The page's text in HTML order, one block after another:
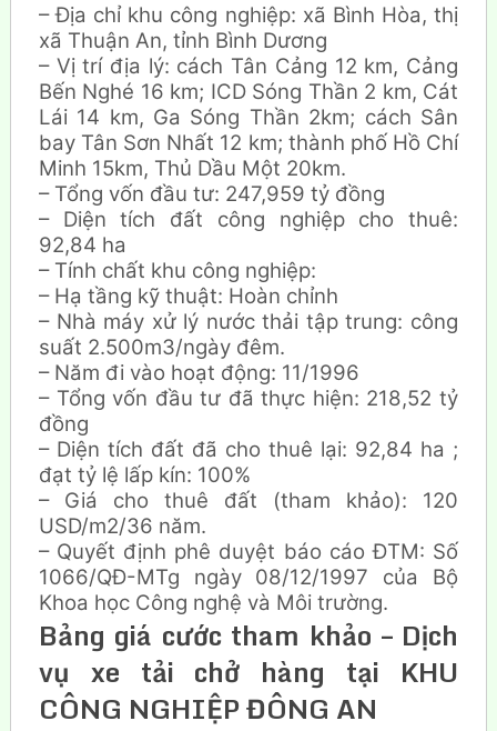
– Địa chỉ khu công nghiệp: xã Bình Hòa, thị
xã Thuận An, tỉnh Bình Dương
– Vị trí địa lý: cách Tân Cảng 12 km, Cảng
Bến Nghé 16 km; ICD Sóng Thần 2 km, Cát
Lái 14 km, Ga Sóng Thần 2km; cách Sân
bay Tân Sơn Nhất 12 km; thành phố Hồ Chí
Minh 15km, Thủ Dầu Một 20km.
– Tổng vốn đầu tư: 247,959 tỷ đồng
– Diện tích đất công nghiệp cho thuê:
92,84 ha
– Tính chất khu công nghiệp:
– Hạ tầng kỹ thuật: Hoàn chỉnh
– Nhà máy xử lý nước thải tập trung: công
suất 2.500m3/ngày đêm.
– Năm đi vào hoạt động: 11/1996
– Tổng vốn đầu tư đã thực hiện: 218,52 tỷ
đồng
– Diện tích đất đã cho thuê lại: 92,84 ha ;
đạt tỷ lệ lấp kín: 100%
– Giá cho thuê đất (tham khảo): 120
USD/m2/36 năm.
– Quyết định phê duyệt báo cáo ĐTM: Số
1066/QĐ-MTg ngày 08/12/1997 của Bộ
Khoa học Công nghệ và Môi trường.
Bảng giá cước tham khảo – Dịch
vụ xe tải chở hàng tại KHU
CÔNG NGHIỆP ĐÔNG AN